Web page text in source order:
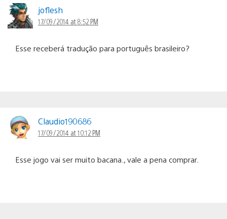
joflesh
17/09/2014 at 8:52 PM
Esse receberá tradução para português brasileiro?
Claudio190686
17/09/2014 at 10:12 PM
Esse jogo vai ser muito bacana., vale a pena comprar.